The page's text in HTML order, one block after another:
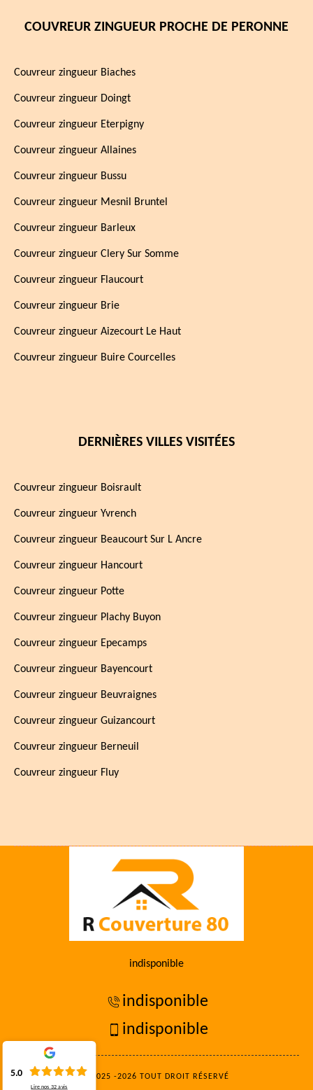
COUVREUR ZINGUEUR PROCHE DE PERONNE
Couvreur zingueur Biaches
Couvreur zingueur Doingt
Couvreur zingueur Eterpigny
Couvreur zingueur Allaines
Couvreur zingueur Bussu
Couvreur zingueur Mesnil Bruntel
Couvreur zingueur Barleux
Couvreur zingueur Clery Sur Somme
Couvreur zingueur Flaucourt
Couvreur zingueur Brie
Couvreur zingueur Aizecourt Le Haut
Couvreur zingueur Buire Courcelles
DERNIÈRES VILLES VISITÉES
Couvreur zingueur Boisrault
Couvreur zingueur Yvrench
Couvreur zingueur Beaucourt Sur L Ancre
Couvreur zingueur Hancourt
Couvreur zingueur Potte
Couvreur zingueur Plachy Buyon
Couvreur zingueur Epecamps
Couvreur zingueur Bayencourt
Couvreur zingueur Beuvraignes
Couvreur zingueur Guizancourt
Couvreur zingueur Berneuil
Couvreur zingueur Fluy
indisponible
indisponible
indisponible
©2025 -2026 TOUT DROIT RÉSERVÉ
5.0
Lire nos32 avis